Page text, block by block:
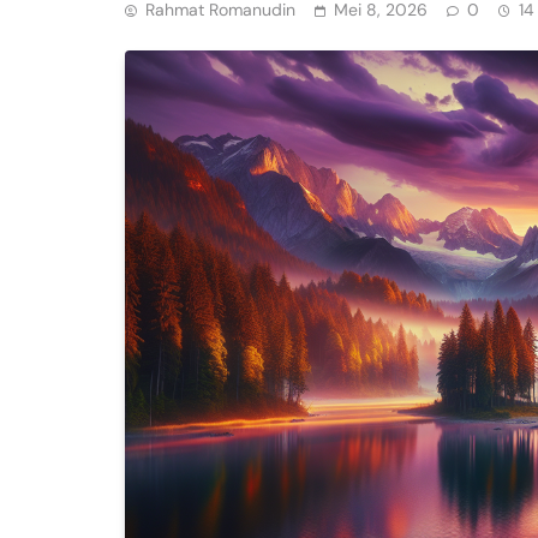
Rahmat Romanudin Mei 8, 2026 0